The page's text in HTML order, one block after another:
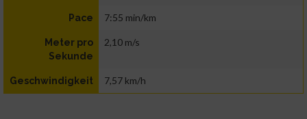
Pace 7:55 min/km
Meter pro
Sekunde
2,10 m/s
Geschwindigkeit 7,57 km/h